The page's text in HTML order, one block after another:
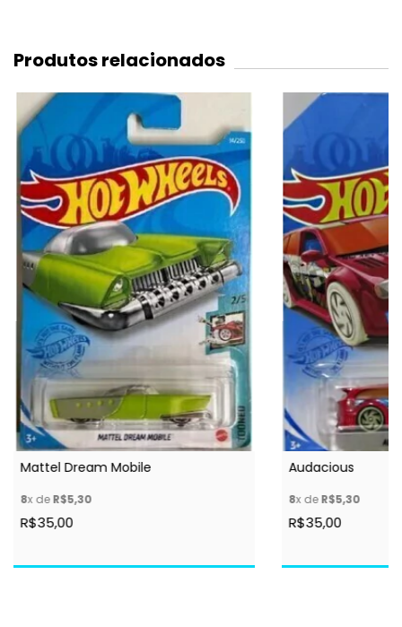
Produtos relacionados
Mattel Dream Mobile
8x deR$5,30
R$35,00
Audacious
8x deR$5,30
R$35,00